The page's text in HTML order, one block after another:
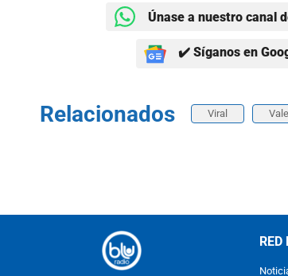
Únase a nuestro canal
✔️ Síganos en
Relacionados Viral
RED